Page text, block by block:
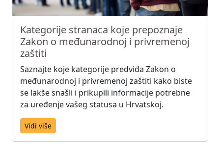
Kategorije stranaca koje prepoznaje
Zakon o međunarodnoj i privremenoj
zaštiti
Saznajte koje kategorije predviđa Zakon o
međunarodnoj i privremenoj zaštiti kako biste
se lakše snašli i prikupili informacije potrebne
za uređenje vašeg statusa u Hrvatskoj.
Vidi više